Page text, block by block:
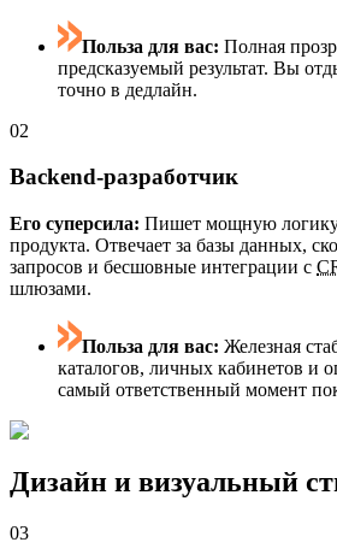
Польза для вас: Полная
предсказуемый результат. Вы
точно в дедлайн.
02
Backend-разработчик
Его суперсила: Пишет мощную
продукта. Отвечает за базы данных,
запросов и бесшовные интеграции с
шлюзами.
Польза для вас: Железная
каталогов, личных кабинетов и
самый ответственный момент
Дизайн и визуальный
03